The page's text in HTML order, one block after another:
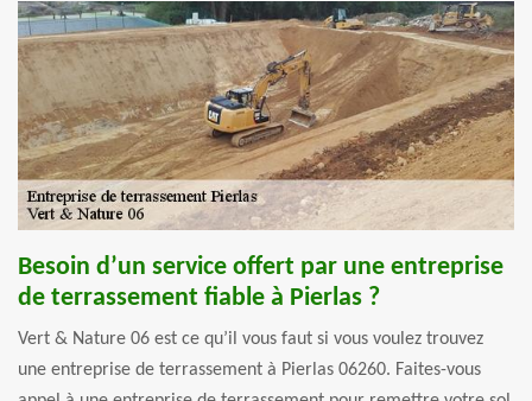
Besoin d’un service offert par une entreprise
de terrassement fiable à Pierlas ?
Vert & Nature 06 est ce qu’il vous faut si vous voulez trouvez
une entreprise de terrassement à Pierlas 06260. Faites-vous